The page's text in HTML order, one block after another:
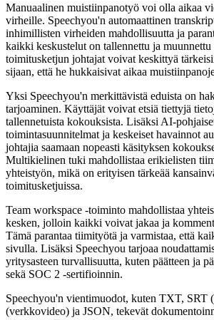
Manuaalinen muistiinpanotyö voi olla aikaa
virheille. Speechyou'n automaattinen
inhimillisten virheiden mahdollisuutta ja
kaikki keskustelut on tallennettu ja muunnettu
toimitusketjun johtajat voivat keskittyä
sijaan, että he hukkaisivat aikaa
Yksi Speechyou'n merkittävistä eduista on
tarjoaminen. Käyttäjät voivat etsiä tiettyjä
tallennetuista kokouksista. Lisäksi AI-
toimintasuunnitelmat ja keskeiset havainnot
johtajia saamaan nopeasti käsityksen
Multikielinen tuki mahdollistaa erikielisten
yhteistyön, mikä on erityisen tärkeää
toimitusketjuissa.
Team workspace -toiminto mahdollistaa
kesken, jolloin kaikki voivat jakaa ja
Tämä parantaa tiimityötä ja varmistaa, että
sivulla. Lisäksi Speechyou tarjoaa
yritysasteen turvallisuutta, kuten päätteen ja
sekä SOC 2 -sertifioinnin.
Speechyou'n vientimuodot, kuten TXT, SRT
(verkkovideo) ja JSON, tekevät